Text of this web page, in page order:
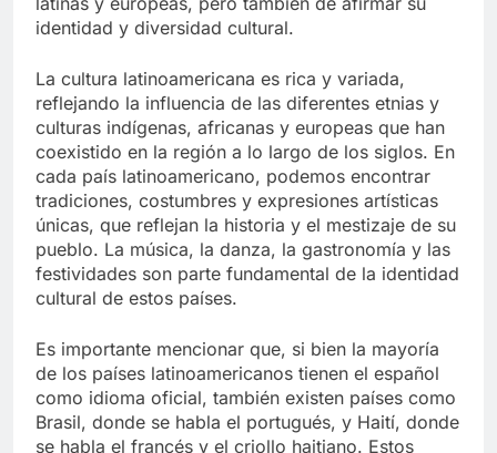
identidad y diversidad cultural.
La cultura latinoamericana es rica y variada,
reflejando la influencia de las diferentes etnias y
culturas indígenas, africanas y europeas que han
coexistido en la región a lo largo de los siglos. En
cada país latinoamericano, podemos encontrar
tradiciones, costumbres y expresiones artísticas
únicas, que reflejan la historia y el mestizaje de su
pueblo. La música, la danza, la gastronomía y las
festividades son parte fundamental de la identidad
cultural de estos países.
Es importante mencionar que, si bien la mayoría
de los países latinoamericanos tienen el español
como idioma oficial, también existen países como
Brasil, donde se habla el portugués, y Haití, donde
se habla el francés y el criollo haitiano. Estos